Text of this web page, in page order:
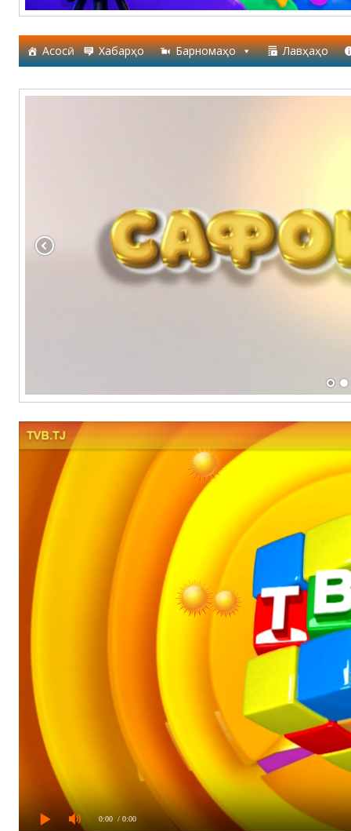
Асосӣ Хабарҳо Барномаҳо Лавҳаҳо
0:00 / 0:00